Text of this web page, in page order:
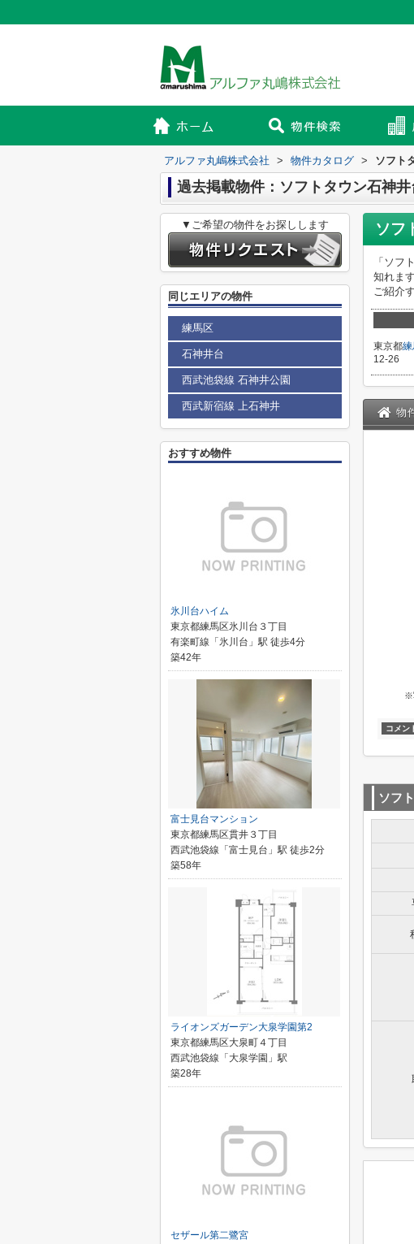
アルファ丸嶋株式会社 > 物件カタログ > ソフト
過去掲載物件：ソフトタウン石神井
ソフ
「ソフ
知れま
ご紹介
東京都練
12-26
物
※
コメン
ソフ
▼ご希望の物件をお探しします
同じエリアの物件
練馬区
石神井台
西武池袋線 石神井公園
西武新宿線 上石神井
おすすめ物件
氷川台ハイム
東京都練馬区氷川台３丁目
有楽町線「氷川台」駅 徒歩4分
築42年
富士見台マンション
東京都練馬区貫井３丁目
西武池袋線「富士見台」駅 徒歩2分
築58年
ライオンズガーデン大泉学園第2
東京都練馬区大泉町４丁目
西武池袋線「大泉学園」駅
築28年
セザール第二鷺宮